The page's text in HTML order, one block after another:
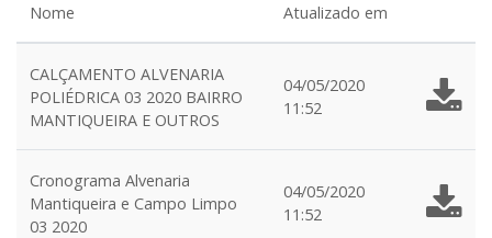
Nome Atualizado em
CALÇAMENTO ALVENARIA
POLIÉDRICA 03 2020 BAIRRO
MANTIQUEIRA E OUTROS
04/05/2020
11:52
Cronograma Alvenaria
Mantiqueira e Campo Limpo
03 2020
04/05/2020
11:52